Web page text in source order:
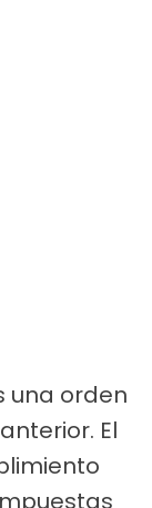
una orden
El